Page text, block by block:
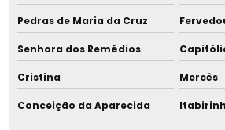
Pedras de Maria da Cruz
Senhora dos Remédios
Cristina Mercês
Conceição da Aparecida